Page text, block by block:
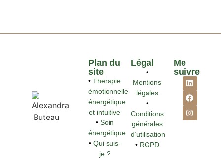
Plan du
site
•Thérapie
émotionnelle
énergétique
et intuitive
• Soin
énergétique
• Qui suis-
je ?
Légal
•
Mentions
légales
•
Conditions
générales
d’utilisation
• RGPD
Me
suivre